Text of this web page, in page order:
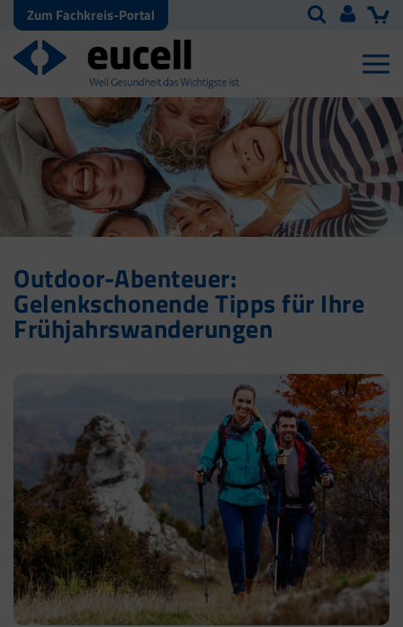
Zum Fachkreis-Portal
Outdoor-Abenteuer:
Gelenkschonende Tipps für Ihre
Frühjahrswanderungen